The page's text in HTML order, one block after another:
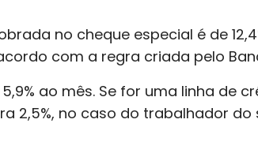
no cheque especial é de
com a regra criada pelo
ao mês. Se for uma linha de
2,5%, no caso do trabalhador do